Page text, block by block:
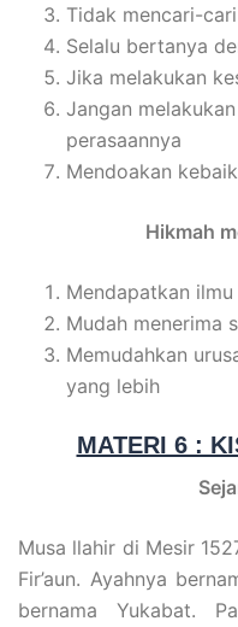
Tidak mencari-
Selalu bertanya
Jika melakukan
Jangan
perasaannya
Mendoakan
Hikmah
Mendapatkan
Mudah menerima
Memudahkan
yang lebih
MATERI 6 :
Musa llahir di Mesir
Fir’aun. Ayahnya
bernama Yukabat.